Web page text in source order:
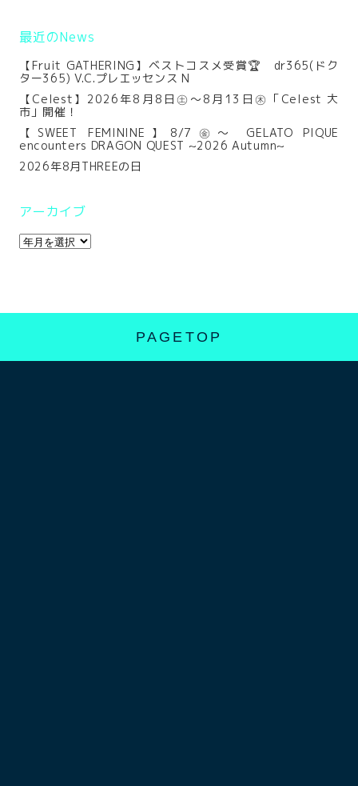
最近のNews
【Fruit GATHERING】ベストコスメ受賞🏆 dr365(ドク
ター365) V.C.プレエッセンス N
【Celest】2026年8月8日㊏～8月13日㊍「Celest 大
市」開催！
【SWEET FEMININE】8/7㊎～ GELATO PIQUE
encounters DRAGON QUEST ~2026 Autumn~
2026年8月THREEの日
アーカイブ
PAGETOP